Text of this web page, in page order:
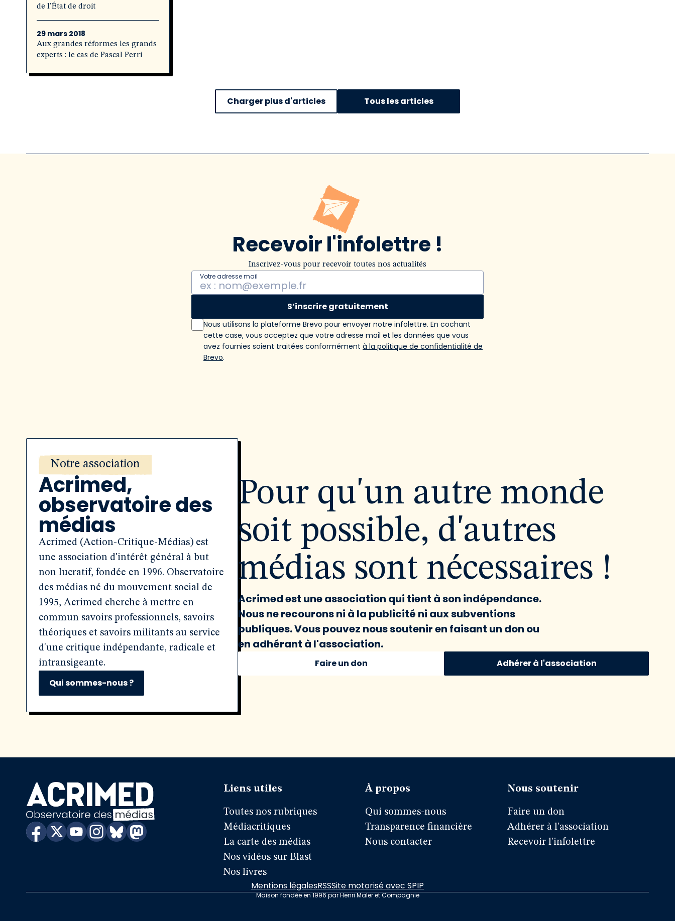
de l’État de droit
29 mars 2018
Aux grandes réformes les grands
experts : le cas de Pascal Perri
Charger plus d'articles Tous les articles
Recevoir l'infolettre !
Inscrivez-vous pour recevoir toutes nos actualités
Votre adresse mail
S’inscrire gratuitement
Nous utilisons la plateforme Brevo pour envoyer notre infolettre. En cochant
cette case, vous acceptez que votre adresse mail et les données que vous
avez fournies soient traitées conformément à la politique de confidentialité de
Brevo.
Notre association
Acrimed,
observatoire des
médias
Acrimed (Action-Critique-Médias) est
une association d'intérêt général à but
non lucratif, fondée en 1996. Observatoire
des médias né du mouvement social de
1995, Acrimed cherche à mettre en
commun savoirs professionnels, savoirs
théoriques et savoirs militants au service
d'une critique indépendante, radicale et
intransigeante.
Qui sommes-nous ?
Pour qu'un autre monde
soit possible, d'autres
médias sont nécessaires !
Acrimed est une association qui tient à son indépendance.
Nous ne recourons ni à la publicité ni aux subventions
publiques. Vous pouvez nous soutenir en faisant un don ou
en adhérant à l'association.
Faire un don Adhérer à l'association
Liens utiles
Toutes nos rubriques
Médiacritiques
La carte des médias
Nos vidéos sur Blast
Nos livres
À propos
Qui sommes-nous
Transparence financière
Nous contacter
Nous soutenir
Faire un don
Adhérer à l'association
Recevoir l'infolettre
Mentions légalesRSSSite motorisé avec SPIP
Maison fondée en 1996 par Henri Maler et Compagnie